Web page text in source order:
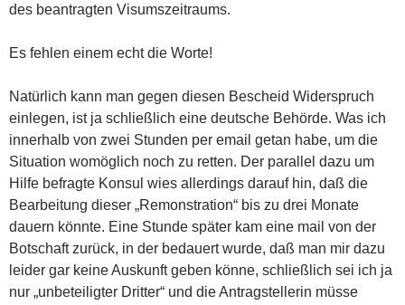
des beantragten Visumszeitraums.
Es fehlen einem echt die Worte!
Natürlich kann man gegen diesen Bescheid Widerspruch
einlegen, ist ja schließlich eine deutsche Behörde. Was ich
innerhalb von zwei Stunden per email getan habe, um die
Situation womöglich noch zu retten. Der parallel dazu um
Hilfe befragte Konsul wies allerdings darauf hin, daß die
Bearbeitung dieser „Remonstration“ bis zu drei Monate
dauern könnte. Eine Stunde später kam eine mail von der
Botschaft zurück, in der bedauert wurde, daß man mir dazu
leider gar keine Auskunft geben könne, schließlich sei ich ja
nur „unbeteiligter Dritter“ und die Antragstellerin müsse